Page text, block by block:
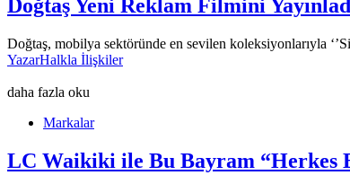
Doğtaş Yeni Reklam Filmini
Doğtaş, mobilya sektöründe en sevilen koleksiyonlarıyla
YazarHalkla İlişkiler
daha fazla oku
Markalar
LC Waikiki ile Bu Bayram “Herkes